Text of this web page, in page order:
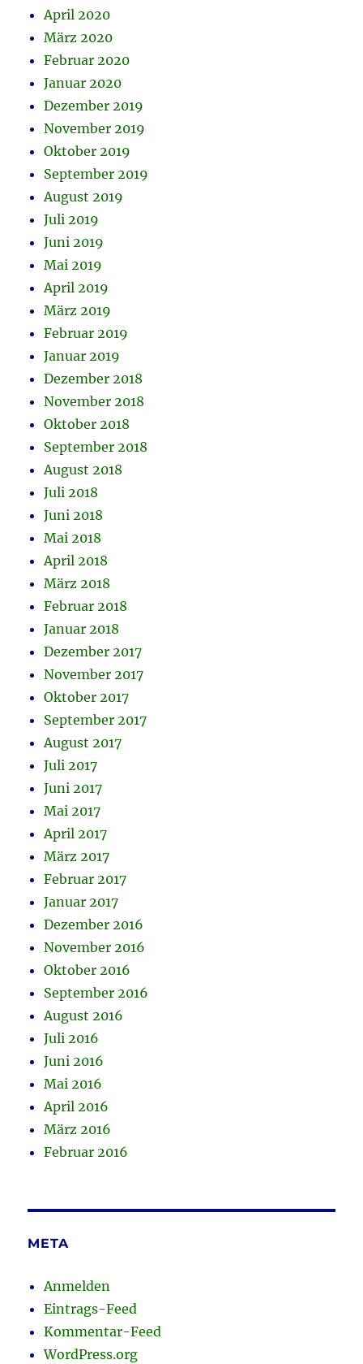
April 2020
März 2020
Februar 2020
Januar 2020
Dezember 2019
November 2019
Oktober 2019
September 2019
August 2019
Juli 2019
Juni 2019
Mai 2019
April 2019
März 2019
Februar 2019
Januar 2019
Dezember 2018
November 2018
Oktober 2018
September 2018
August 2018
Juli 2018
Juni 2018
Mai 2018
April 2018
März 2018
Februar 2018
Januar 2018
Dezember 2017
November 2017
Oktober 2017
September 2017
August 2017
Juli 2017
Juni 2017
Mai 2017
April 2017
März 2017
Februar 2017
Januar 2017
Dezember 2016
November 2016
Oktober 2016
September 2016
August 2016
Juli 2016
Juni 2016
Mai 2016
April 2016
März 2016
Februar 2016
META
Anmelden
Eintrags-Feed
Kommentar-Feed
WordPress.org